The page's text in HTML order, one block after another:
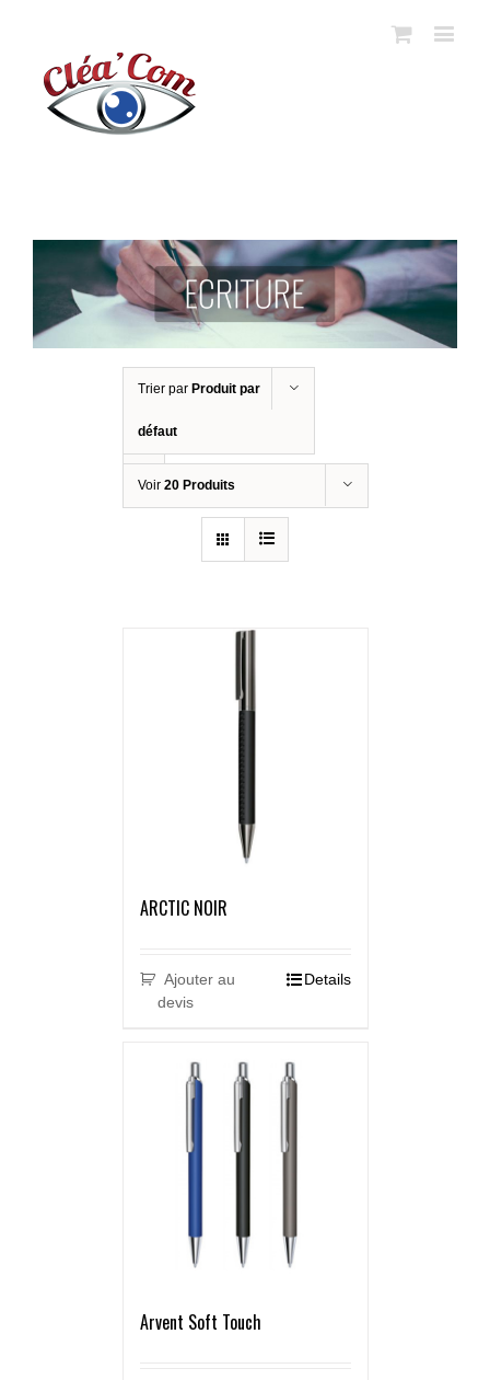
Trier par Produit par
défaut
Voir 20 Produits
ARCTIC NOIR
Ajouter au
devis
Details
Arvent Soft Touch